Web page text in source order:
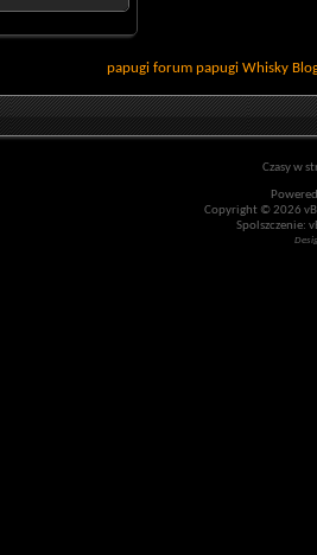
papugi forum papugi Whisky
Czasy w
Copyright © 2026
Spolszczenie: